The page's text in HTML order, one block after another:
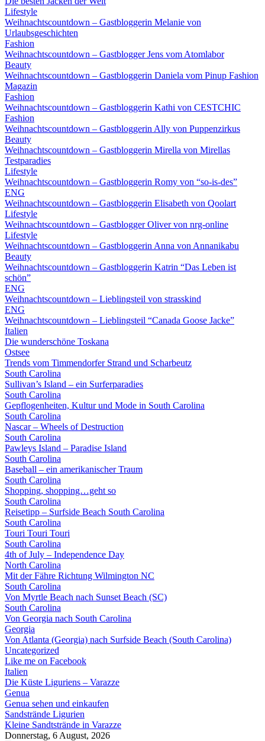
Lifestyle
Weihnachtscountdown – Gastbloggerin Melanie von
Urlaubsgeschichten
Fashion
Weihnachtscountdown – Gastblogger Jens vom Atomlabor
Beauty
Weihnachtscountdown – Gastbloggerin Daniela vom Pinup Fashion
Magazin
Fashion
Weihnachtscountdown – Gastbloggerin Kathi von CESTCHIC
Fashion
Weihnachtscountdown – Gastbloggerin Ally von Puppenzirkus
Beauty
Weihnachtscountdown – Gastbloggerin Mirella von Mirellas
Testparadies
Lifestyle
Weihnachtscountdown – Gastbloggerin Romy von “so-is-des”
ENG
Weihnachtscountdown – Gastbloggerin Elisabeth von Qoolart
Lifestyle
Weihnachtscountdown – Gastblogger Oliver von nrg-online
Lifestyle
Weihnachtscountdown – Gastbloggerin Anna von Annanikabu
Beauty
Weihnachtscountdown – Gastbloggerin Katrin “Das Leben ist
schön”
ENG
Weihnachtscountdown – Lieblingsteil von strasskind
ENG
Weihnachtscountdown – Lieblingsteil “Canada Goose Jacke”
Italien
Die wunderschöne Toskana
Ostsee
Trends vom Timmendorfer Strand und Scharbeutz
South Carolina
Sullivan’s Island – ein Surferparadies
South Carolina
Gepflogenheiten, Kultur und Mode in South Carolina
South Carolina
Nascar – Wheels of Destruction
South Carolina
Pawleys Island – Paradise Island
South Carolina
Baseball – ein amerikanischer Traum
South Carolina
Shopping, shopping…geht so
South Carolina
Reisetipp – Surfside Beach South Carolina
South Carolina
Touri Touri Touri
South Carolina
4th of July – Independence Day
North Carolina
Mit der Fähre Richtung Wilmington NC
South Carolina
Von Myrtle Beach nach Sunset Beach (SC)
South Carolina
Von Georgia nach South Carolina
Georgia
Von Atlanta (Georgia) nach Surfside Beach (South Carolina)
Uncategorized
Like me on Facebook
Italien
Die Küste Liguriens – Varazze
Genua
Genua sehen und einkaufen
Sandstrände Ligurien
Kleine Sandtstrände in Varazze
Donnerstag, 6 August, 2026